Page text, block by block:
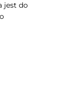
jest do